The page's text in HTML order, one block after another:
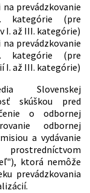
prevádzkovanie
kategórie (pre
I. až III. kategórie)
prevádzkovanie
kategórie (pre
I. až III. kategórie)
Slovenskej
skúškou pred
o odbornej
odbornej
a vydávanie
ktorá nemôže
prevádzkovania